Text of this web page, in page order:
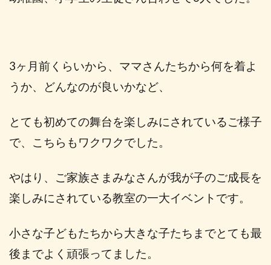
3ヶ月前くらいから、ママさんたちから何を着よ
うか、どんなのが良いかなど、
とても初めての舞台を楽しみにされているご様子
で、こちらもワクワクでした。
やはり、ご家族さまみなさんが我が子のご成長を
楽しみにされている教室の一大イベントです。
小さな子どもたちから大きな子たちまでとても最
後までよく頑張ってました。